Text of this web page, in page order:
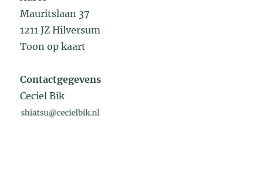
Mauritslaan 37
1211 JZ Hilversum
Toon op kaart
Contactgegevens
Ceciel Bik